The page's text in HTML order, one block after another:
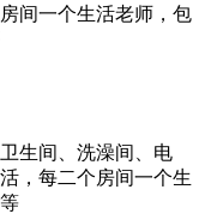
间一个生活老师，包
生间、洗澡间、电
，每二个房间一个生